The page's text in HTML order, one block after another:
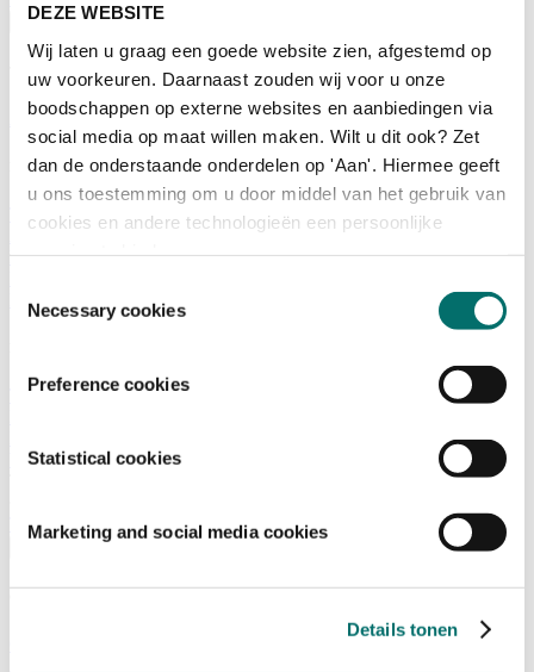
DEZE WEBSITE
Wij laten u graag een goede website zien, afgestemd op
uw voorkeuren. Daarnaast zouden wij voor u onze
boodschappen op externe websites en aanbiedingen via
social media op maat willen maken. Wilt u dit ook? Zet
dan de onderstaande onderdelen op 'Aan'. Hiermee geeft
u ons toestemming om u door middel van het gebruik van
cookies en andere technologieën een persoonlijke
Necessary cookies
Preference cookies
Statistical cookies
Marketing and social media cookies
Details tonen
Bezoeken
Thema's Horecava
Alle Thema's
Programma
Terugblik
Activiteiten
Exposantenlijst
Programma
Tickets
Veelgestelde Vragen
TICKETS HORECAVA
Over Horecava